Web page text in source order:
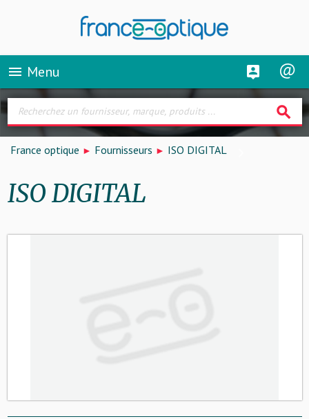
menu Menu
search
France optique Fournisseurs ISO DIGITAL
ISO DIGITAL